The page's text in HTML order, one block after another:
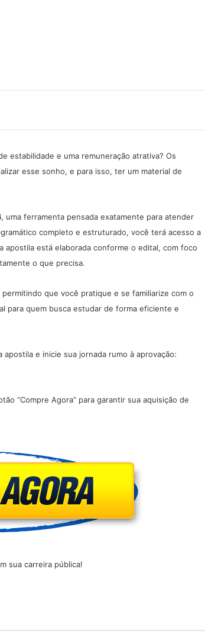
estabilidade e uma remuneração atrativa? Os
esse sonho, e para isso, ter um material de
, uma ferramenta pensada exatamente para atender
completo e estruturado, você terá acesso a
apostila está elaborada conforme o edital, com foco
o que precisa.
que você pratique e se familiarize com o
para quem busca estudar de forma eficiente e
e inicie sua jornada rumo à aprovação:
“Compre Agora” para garantir sua aquisição de
sua carreira pública!